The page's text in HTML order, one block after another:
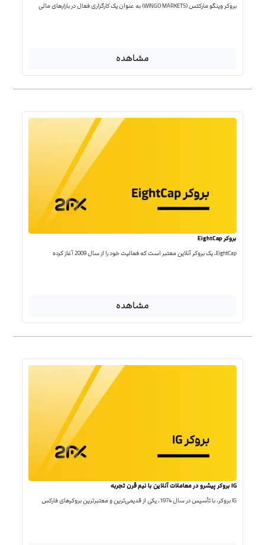
بروکر وینگو مارکتس (WINGO MARKETS) به عنوان یک کارگزاری فعال در بازارهای مالی
مشاهده
بروکر EightCap
EightCap، یک بروکر آنلاین معتبر است که فعالیت خود را از سال 2009 آغاز کرده
مشاهده
IG بروکر پیشرو در معاملات آنلاین با نیم قرن تجربه
IG بروکر، با تأسیس در سال 1974، یکی از قدیمی‌ترین و معتبرترین بروکرهای فارکس